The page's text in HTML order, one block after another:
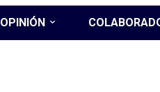
OPINIÓN